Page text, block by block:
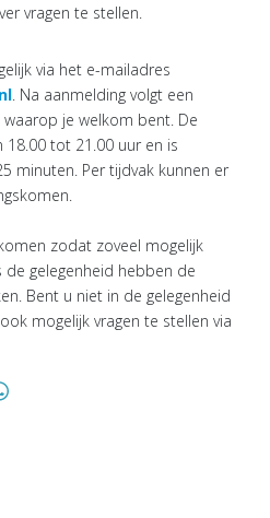
vragen te stellen.
via het e-mailadres
. Na aanmelding volgt een
je welkom bent. De
tot 21.00 uur en is
minuten. Per tijdvak kunnen er
zodat zoveel mogelijk
gelegenheid hebben de
Bent u niet in de gelegenheid
mogelijk vragen te stellen via